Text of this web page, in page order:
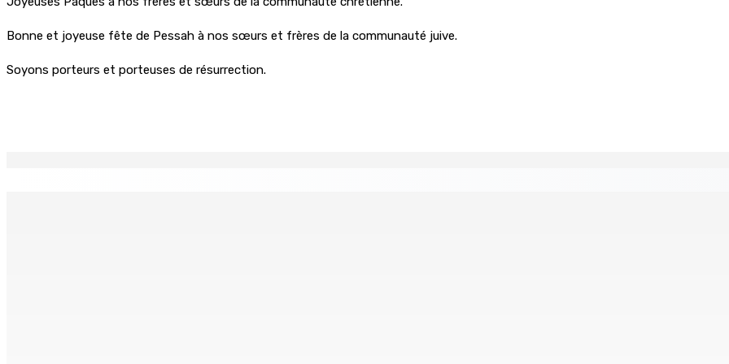
Bonne et joyeuse fête de Pessah à nos sœurs et frères de la communauté juive.
Soyons porteurs et porteuses de résurrection.